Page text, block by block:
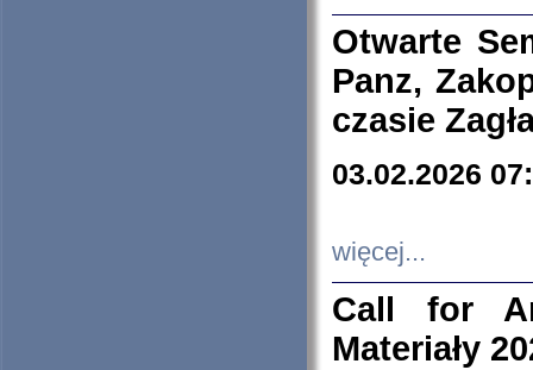
Otwarte
Panz,
czasie
03.02.2026
więcej...
Call for
Materiały